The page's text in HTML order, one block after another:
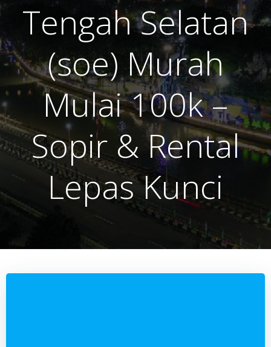
Tengah Selatan
(soe) Murah
Mulai 100k –
Sopir & Rental
Lepas Kunci